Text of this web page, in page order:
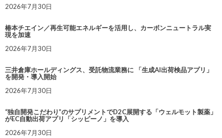
2026年7月30日
椿本チエイン／再生可能エネルギーを活用し、カーボンニュートラル実
現を加速
2026年7月30日
三井倉庫ホールディングス、受託物流業務に 「生成AI出荷検品アプリ」
を開発・導入開始
2026年7月30日
“独自開発こだわり”のサプリメントでD2C展開する「ウェルモット製薬」
がEC自動出荷アプリ「シッピーノ」を導入
2026年7月30日